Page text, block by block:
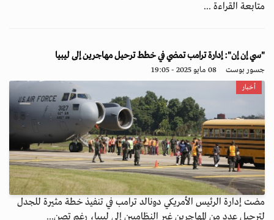
متابعة القراءة ...
"سي إن إن": إدارة ترامب تمضي في خطط ترحيل مهاجرين إلى ليبيا
جسور بوست 08 مايو 2025 - 19:05
أخبار
مضت إدارة الرئيس الأمريكي دونالد ترامب في تنفيذ خطة مثيرة للجدل
لترحيل عدد من المهاجرين غير النظاميين إلى ليبيا، رغم تصن...